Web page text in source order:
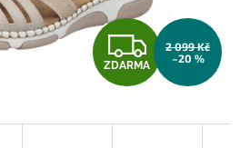
Z
D
A
ZDARMA
2 099 Kč
–20 %